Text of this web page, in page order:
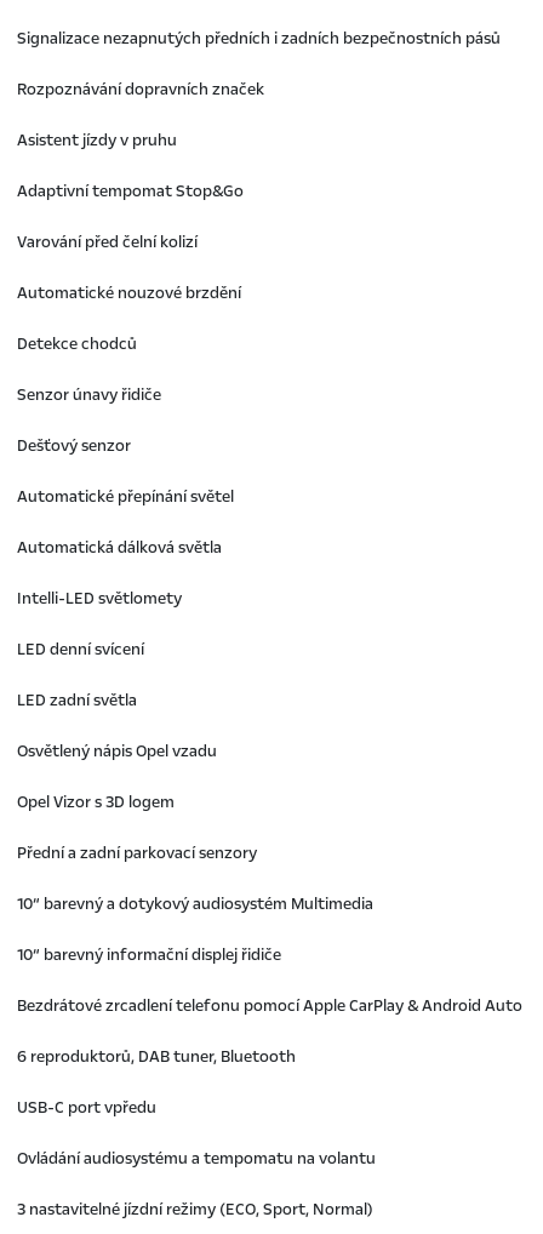
Signalizace nezapnutých předních i zadních bezpečnostních pásů
Rozpoznávání dopravních značek
Asistent jízdy v pruhu
Adaptivní tempomat Stop&Go
Varování před čelní kolizí
Automatické nouzové brzdění
Detekce chodců
Senzor únavy řidiče
Dešťový senzor
Automatické přepínání světel
Automatická dálková světla
Intelli-LED světlomety
LED denní svícení
LED zadní světla
Osvětlený nápis Opel vzadu
Opel Vizor s 3D logem
Přední a zadní parkovací senzory
10“ barevný a dotykový audiosystém Multimedia
10“ barevný informační displej řidiče
Bezdrátové zrcadlení telefonu pomocí Apple CarPlay & Android Auto
6 reproduktorů, DAB tuner, Bluetooth
USB-C port vpředu
Ovládání audiosystému a tempomatu na volantu
3 nastavitelné jízdní režimy (ECO, Sport, Normal)